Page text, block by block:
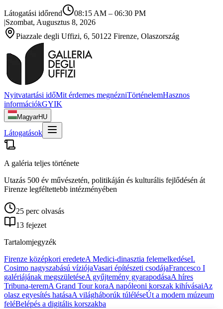
Látogatási időrend 08:15 AM – 06:30 PM
|Szombat, Augusztus 8, 2026
Piazzale degli Uffizi, 6, 50122 Firenze, Olaszország
Nyitvatartási időMit érdemes megnézniTörténelemHasznos
információkGYIK
MagyarHU
Látogatások
A galéria teljes története
Utazás 500 év művészetén, politikáján és kulturális fejlődésén át
Firenze legféltettebb intézményében
25 perc olvasás
13 fejezet
Tartalomjegyzék
Firenze középkori eredeteA Medici-dinasztia felemelkedéseI.
Cosimo nagyszabású víziójaVasari építészeti csodájaFrancesco I
galériájának megszületéseA gyűjtemény gyarapodásaA híres
Tribuna-teremA Grand Tour koraA napóleoni korszak kihívásaiAz
olasz egyesítés hatásaA világháborúk túléléseÚt a modern múzeum
feléBelépés a digitális korszakba